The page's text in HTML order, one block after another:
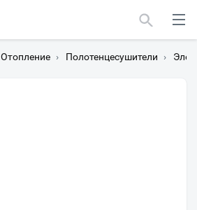
Отопление › Полотенцесушители ›